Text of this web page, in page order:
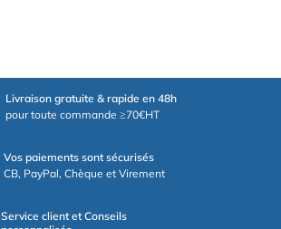
Livraison gratuite & rapide en 48h
pour toute commande ≥70€HT
Vos paiements sont sécurisés
CB, PayPal, Chèque et Virement
Service client et Conseils